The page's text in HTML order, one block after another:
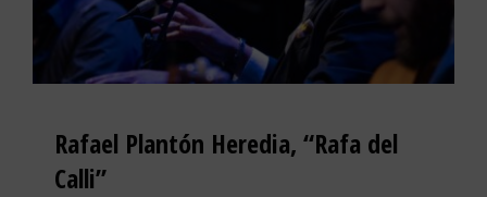
Rafael Plantón Heredia, “Rafa del
Calli”